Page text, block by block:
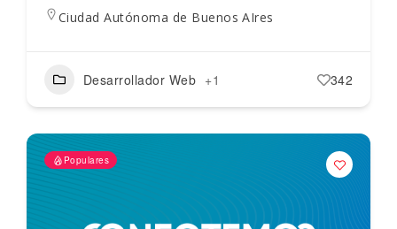
Ciudad Autónoma de Buenos AIres
Desarrollador Web +1 342
Populares